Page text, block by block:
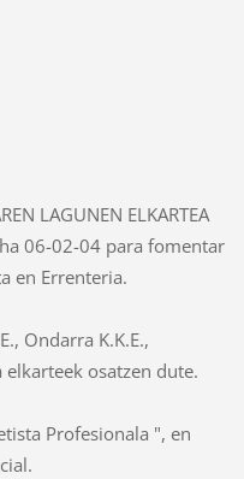
LAGUNEN ELKARTEA
06-02-04 para fomentar
en Errenteria.
Ondarra K.K.E.,
elkarteek osatzen dute.
Profesionala ", en